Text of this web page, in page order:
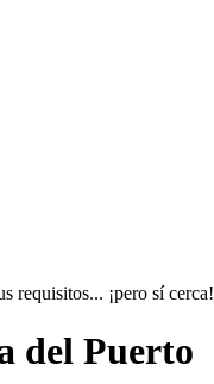
requisitos... ¡pero sí cerca!
del Puerto